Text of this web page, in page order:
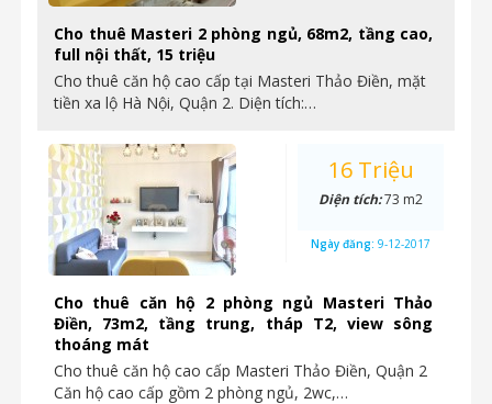
Cho thuê Masteri 2 phòng ngủ, 68m2, tầng cao,
full nội thất, 15 triệu
Cho thuê căn hộ cao cấp tại Masteri Thảo Điền, mặt
tiền xa lộ Hà Nội, Quận 2. Diện tích:…
Cho thuê căn hộ 2 phòng ngủ Masteri Thảo
Điền, 73m2, tầng trung, tháp T2, view sông
thoáng mát
Cho thuê căn hộ cao cấp Masteri Thảo Điền, Quận 2
Căn hộ cao cấp gồm 2 phòng ngủ, 2wc,…
16 Triệu
Diện tích:73 m2
Ngày đăng: 9-12-2017